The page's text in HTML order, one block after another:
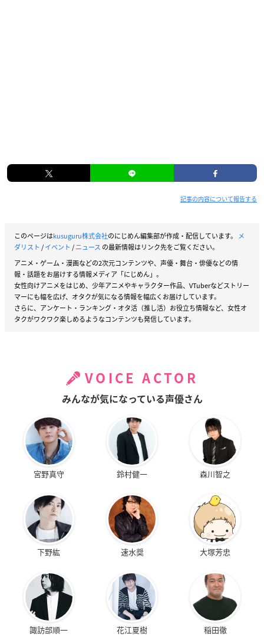
記事の内容について報告する
このページはkusuguru株式会社のにじめん編集部が作成・配信しています。 メ
ダリスト /イベント /ニュース の最新情報はリンク先をご覧ください。
アニメ・ゲーム・漫画などの2次元コンテンツや、声優・舞台・俳優などの情
報・話題をお届けする情報メディア「にじめん」。
女性向けアニメをはじめ、少年アニメやキャラクター作品、VTuberなどストリー
マーにも幅を広げ、オタクが気になる情報を幅広くお届けしています。
さらに、アンケート・ランキング・オタ活（推し活）お役立ち情報など、女性オ
タクがワクワク楽しめるようなコンテンツも発信しています。
VOICE ACTOR
みんなが気になっている声優さん
宮野真守 鈴村健一 森川智之
下野紘 速水奨 大塚芳忠
諏訪部順一 花江夏樹 稲田徹